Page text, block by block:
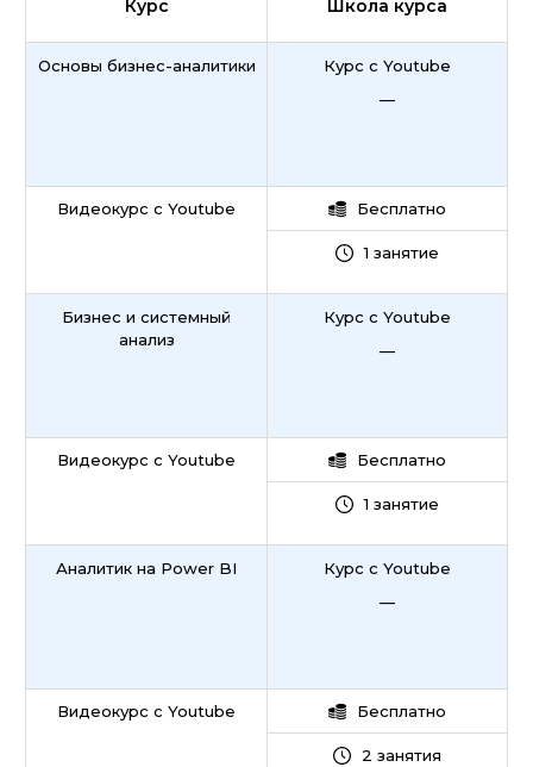
Курс Школа курса
Основы бизнес-аналитики
Видеокурс с Youtube
Курс с Youtube
—
Бесплатно
1 занятие
Бизнес и системный
анализ
Видеокурс с Youtube
Курс с Youtube
—
Бесплатно
1 занятие
Аналитик на Power BI
Видеокурс с Youtube
Курс с Youtube
—
Бесплатно
2 занятия